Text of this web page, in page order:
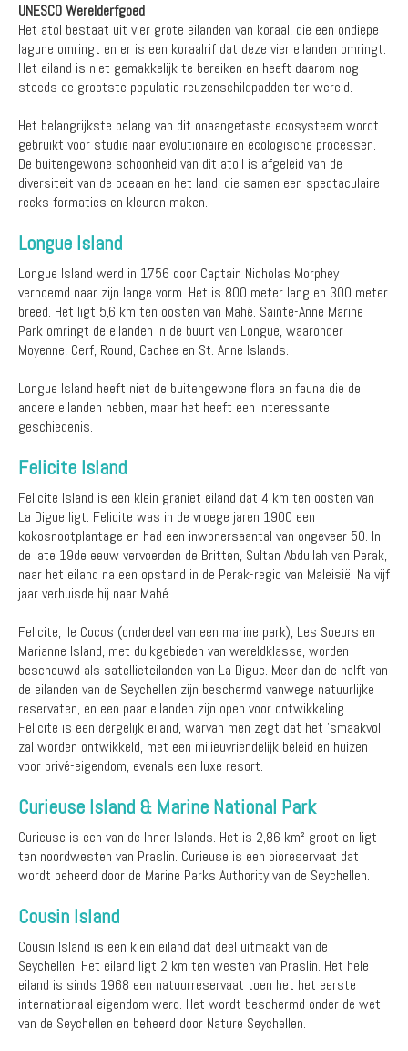
UNESCO Werelderfgoed
Het atol bestaat uit vier grote eilanden van koraal, die een ondiepe
lagune omringt en er is een koraalrif dat deze vier eilanden omringt.
Het eiland is niet gemakkelijk te bereiken en heeft daarom nog
steeds de grootste populatie reuzenschildpadden ter wereld.
Het belangrijkste belang van dit onaangetaste ecosysteem wordt
gebruikt voor studie naar evolutionaire en ecologische processen.
De buitengewone schoonheid van dit atoll is afgeleid van de
diversiteit van de oceaan en het land, die samen een spectaculaire
reeks formaties en kleuren maken.
Longue Island
Longue Island werd in 1756 door Captain Nicholas Morphey
vernoemd naar zijn lange vorm. Het is 800 meter lang en 300 meter
breed. Het ligt 5,6 km ten oosten van Mahé. Sainte-Anne Marine
Park omringt de eilanden in de buurt van Longue, waaronder
Moyenne, Cerf, Round, Cachee en St. Anne Islands.
Longue Island heeft niet de buitengewone flora en fauna die de
andere eilanden hebben, maar het heeft een interessante
geschiedenis.
Felicite Island
Felicite Island is een klein graniet eiland dat 4 km ten oosten van
La Digue ligt. Felicite was in de vroege jaren 1900 een
kokosnootplantage en had een inwonersaantal van ongeveer 50. In
de late 19de eeuw vervoerden de Britten, Sultan Abdullah van Perak,
naar het eiland na een opstand in de Perak-regio van Maleisië. Na vijf
jaar verhuisde hij naar Mahé.
Felicite, Ile Cocos (onderdeel van een marine park), Les Soeurs en
Marianne Island, met duikgebieden van wereldklasse, worden
beschouwd als satellieteilanden van La Digue. Meer dan de helft van
de eilanden van de Seychellen zijn beschermd vanwege natuurlijke
reservaten, en een paar eilanden zijn open voor ontwikkeling.
Felicite is een dergelijk eiland, warvan men zegt dat het 'smaakvol'
zal worden ontwikkeld, met een milieuvriendelijk beleid en huizen
voor privé-eigendom, evenals een luxe resort.
Curieuse Island & Marine National Park
Curieuse is een van de Inner Islands. Het is 2,86 km² groot en ligt
ten noordwesten van Praslin. Curieuse is een bioreservaat dat
wordt beheerd door de Marine Parks Authority van de Seychellen.
Cousin Island
Cousin Island is een klein eiland dat deel uitmaakt van de
Seychellen. Het eiland ligt 2 km ten westen van Praslin. Het hele
eiland is sinds 1968 een natuurreservaat toen het het eerste
internationaal eigendom werd. Het wordt beschermd onder de wet
van de Seychellen en beheerd door Nature Seychellen.